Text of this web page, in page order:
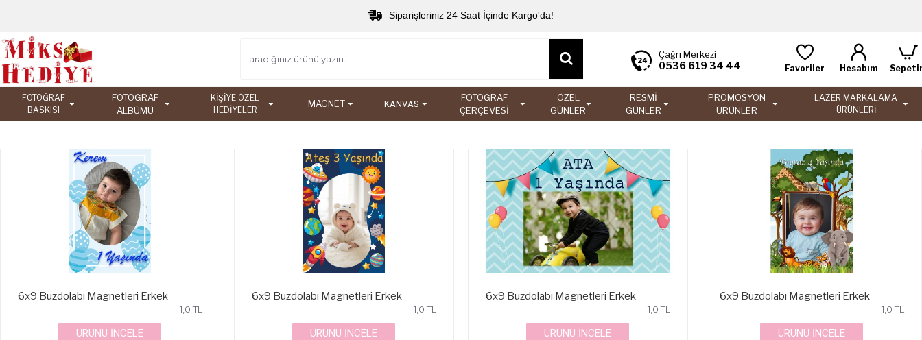
Siparişleriniz 24 Saat İçinde Kargo'da!
Çağrı Merkezi
0536 619 34 44 Favoriler Hesabım
FOTOĞRAF
BASKISI
FOTOĞRAF
ALBÜMÜ
KİŞİYE ÖZEL
HEDİYELER
MAGNET KANVAS
FOTOĞRAF
ÇERÇEVESİ
ÖZEL
GÜNLER
RESMİ
GÜNLER
PROMOSYON
ÜRÜNLER
LAZER MARKALAMA
ÜRÜNLERİ
6x9 Buzdolabı Magnetleri Erkek
1,0 TL
ÜRÜNÜ İNCELE
6x9 Buzdolabı Magnetleri Erkek
1,0 TL
ÜRÜNÜ İNCELE
6x9 Buzdolabı Magnetleri Erkek
1,0 TL
ÜRÜNÜ İNCELE
6x9 Buzdolabı Magnetleri Erkek
1,0 TL
ÜRÜNÜ İNCELE